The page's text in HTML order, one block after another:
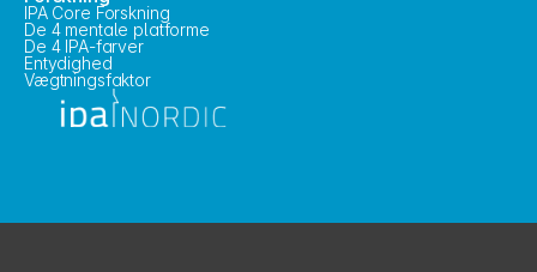
IPA Core Forskning
De 4 mentale platforme
De 4 IPA-farver
Entydighed
Vægtningsfaktor